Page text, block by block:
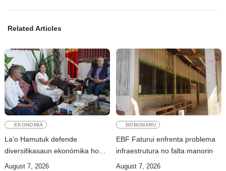
Related Articles
EKONOMIA
La’o Hamutuk defende
diversifikasaun ekonómika ho
prioridade ba setór agrikultura
August 7, 2026
BOBONARU
EBF Faturui enfrenta problema
infraestrutura no falta manorin
August 7, 2026